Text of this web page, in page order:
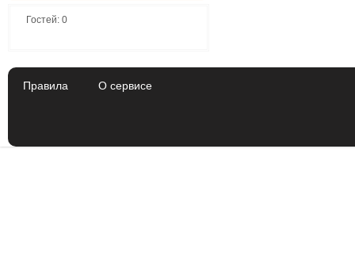
Гостей: 0
Правила О сервисе